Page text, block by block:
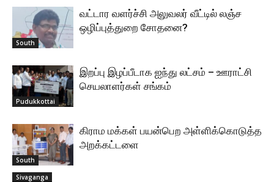
South
வட்டார வளர்ச்சி அலுவலர் வீட்டில் லஞ்ச
ஒழிப்புத்துறை சோதனை?
Pudukkottai
இறப்பு இழப்பீடாக ஐந்து லட்சம் – ஊராட்சி
செயலாளர்கள் சங்கம்
South
கிராம மக்கள் பயன்பெற அள்ளிக்கொடுத்த
அறக்கட்டளை
Sivaganga